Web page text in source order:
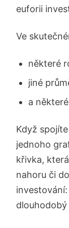
euforii
Ve
některé
jiné
a
Když
jednoho
křivka,
nahoru či